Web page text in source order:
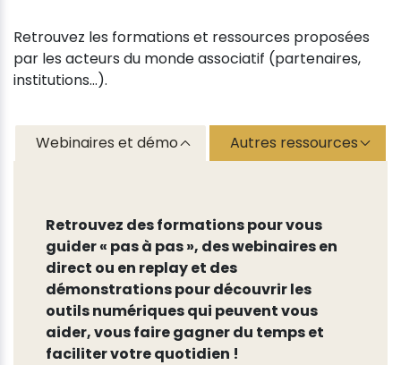
Retrouvez les formations et ressources proposées
par les acteurs du monde associatif (partenaires,
institutions…).
Webinaires et démo Autres ressources
Retrouvez des formations pour vous
guider « pas à pas », des webinaires en
direct ou en replay et des
démonstrations pour découvrir les
outils numériques qui peuvent vous
aider, vous faire gagner du temps et
faciliter votre quotidien !